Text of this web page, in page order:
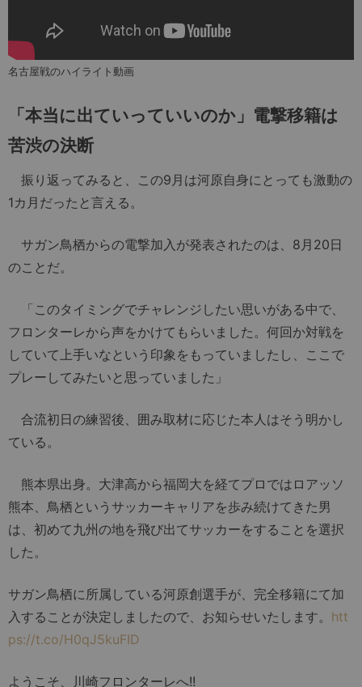
名古屋戦のハイライト動画
「本当に出ていっていいのか」電撃移籍は
苦渋の決断
振り返ってみると、この9月は河原自身にとっても激動の
1カ月だったと言える。
サガン鳥栖からの電撃加入が発表されたのは、8月20日
のことだ。
「このタイミングでチャレンジしたい思いがある中で、
フロンターレから声をかけてもらいました。何回か対戦を
していて上手いなという印象をもっていましたし、ここで
プレーしてみたいと思っていました」
合流初日の練習後、囲み取材に応じた本人はそう明かし
ている。
熊本県出身。大津高から福岡大を経てプロではロアッソ
熊本、鳥栖というサッカーキャリアを歩み続けてきた男
は、初めて九州の地を飛び出てサッカーをすることを選択
した。
サガン鳥栖に所属している河原創選手が、完全移籍にて加
入することが決定しましたので、お知らせいたします。 htt
ps://t.co/H0qJ5kuFID
ようこそ、川崎フロンターレへ!!